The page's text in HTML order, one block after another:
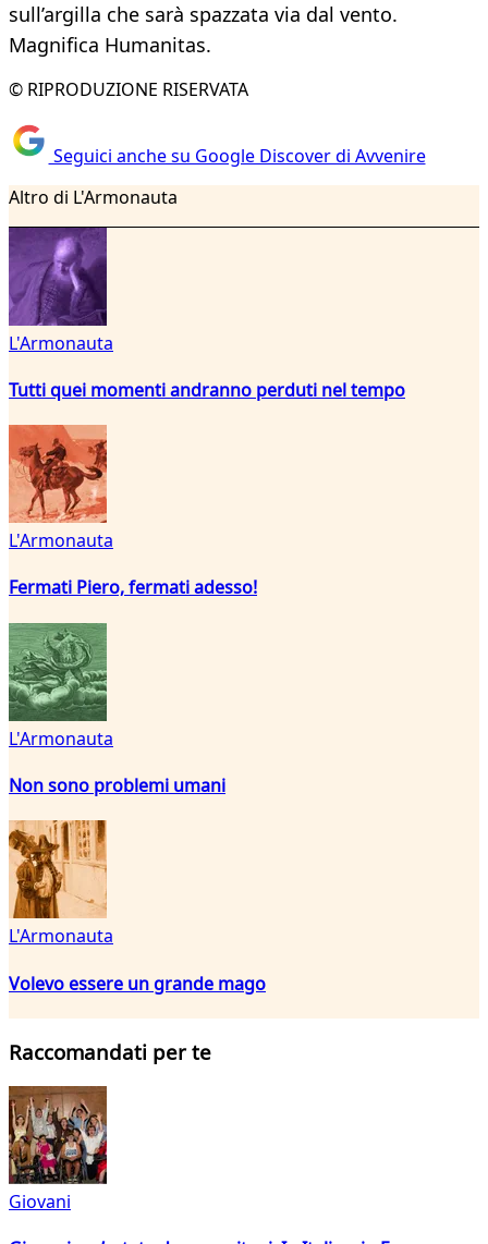
sull’argilla che sarà spazzata via dal vento.
Magnifica Humanitas.
© RIPRODUZIONE RISERVATA
Seguici anche su Google Discover di Avvenire
Altro di L'Armonauta
L'Armonauta
Tutti quei momenti andranno perduti nel tempo
L'Armonauta
Fermati Piero, fermati adesso!
L'Armonauta
Non sono problemi umani
L'Armonauta
Volevo essere un grande mago
Raccomandati per te
Giovani